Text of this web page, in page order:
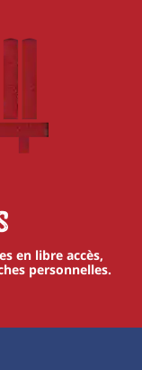
en libre accès,
personnelles.